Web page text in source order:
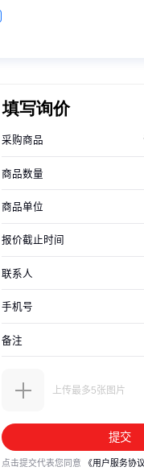
填写询价